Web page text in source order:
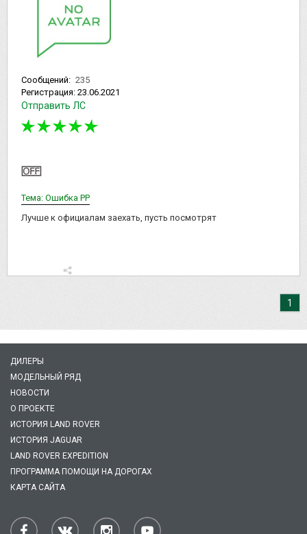
Сообщений: 235
Регистрация: 23.06.2021
Отправить ЛС
Тема: Ошибка РР
Лучше к официалам заехать, пусть посмотрят
1
ДИЛЕРЫ
МОДЕЛЬНЫЙ РЯД
НОВОСТИ
О ПРОЕКТЕ
ИСТОРИЯ LAND ROVER
ИСТОРИЯ JAGUAR
LAND ROVER EXPEDITION
ПРОГРАММА ПОМОЩИ НА ДОРОГАХ
КАРТА САЙТА